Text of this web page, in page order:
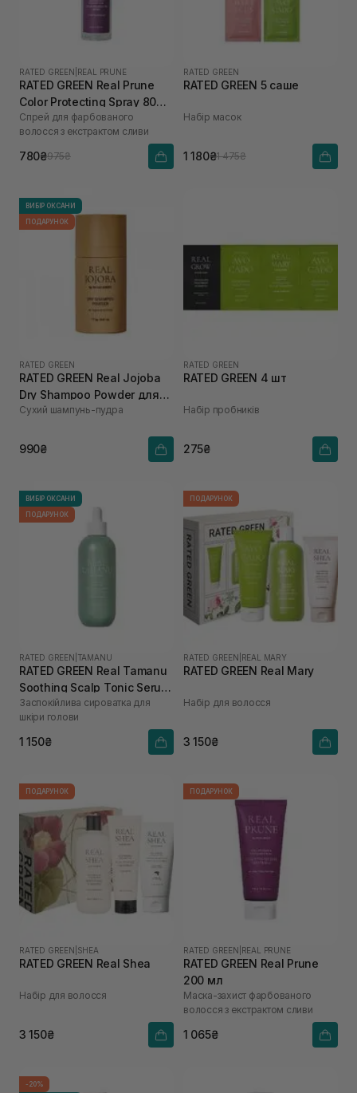
RATED GREEN REAL PRUNE
RATED GREEN Real Prune
Color Protecting Spray 80
мл
Спрей для фарбованого
волосся з екстрактом сливи
780₴975₴
RATED GREEN
RATED GREEN 5 саше
Набір масок
1 180₴1 475₴
ВИБІР ОКСАНИ
ПОДАРУНОК
RATED GREEN
RATED GREEN Real Jojoba
Dry Shampoo Powder для
жирної шкіри голови та
Сухий шампунь-пудра
990₴
RATED GREEN
RATED GREEN 4 шт
Набір пробників
275₴
ВИБІР ОКСАНИ
ПОДАРУНОК
RATED GREEN TAMANU
RATED GREEN Real Tamanu
Soothing Scalp Tonic Serum
100 мл
Заспокійлива сироватка для
шкіри голови
1 150₴
ПОДАРУНОК
RATED GREEN REAL MARY
RATED GREEN Real Mary
Набір для волосся
3 150₴
ПОДАРУНОК
RATED GREEN SHEA
RATED GREEN Real Shea
Набір для волосся
3 150₴
ПОДАРУНОК
RATED GREEN REAL PRUNE
RATED GREEN Real Prune
200 мл
Маска-захист фарбованого
волосся з екстрактом сливи
1 065₴
-20%